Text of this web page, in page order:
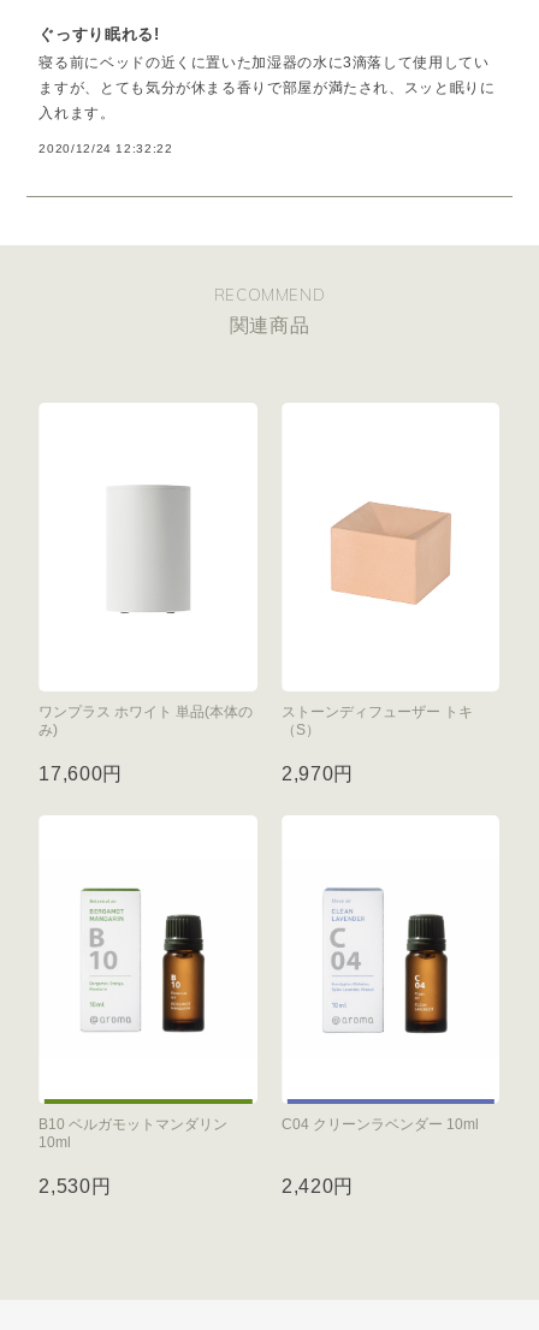
ぐっすり眠れる!
寝る前にベッドの近くに置いた加湿器の水に3滴落して使用してい
ますが、とても気分が休まる香りで部屋が満たされ、スッと眠りに
入れます。
2020/12/24 12:32:22
RECOMMEND
関連商品
ワンプラス ホワイト 単品(本体の
み)
17,600円
ストーンディフューザー トキ
（S）
2,970円
B10 ベルガモットマンダリン
10ml
2,530円
C04 クリーンラベンダー 10ml
2,420円